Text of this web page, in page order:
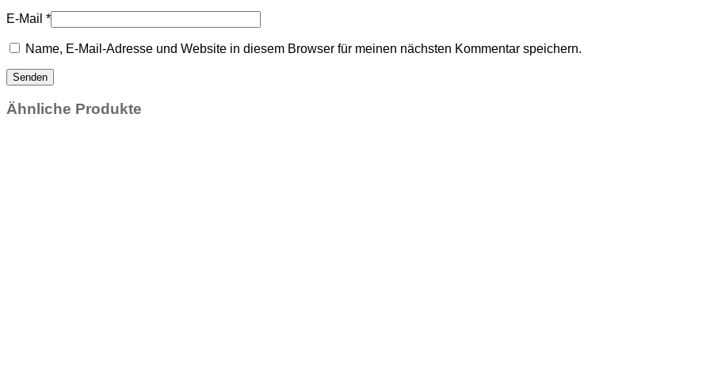
E-Mail *
Name, E-Mail-Adresse und Website in diesem Browser für meinen nächsten Kommentar speichern.
Ähnliche Produkte